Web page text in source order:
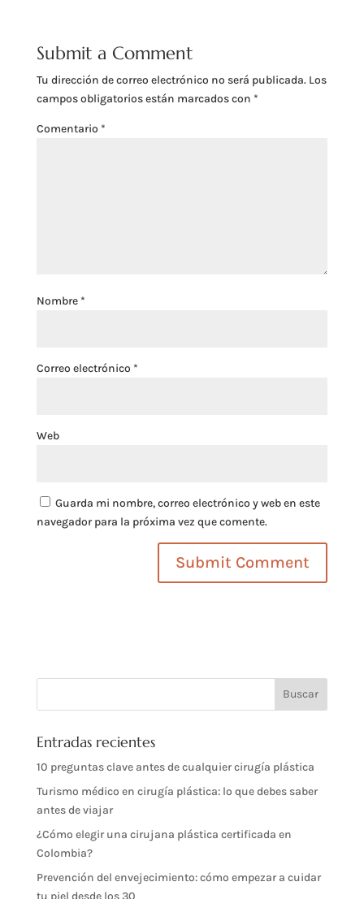
Submit a Comment
Tu dirección de correo electrónico no será publicada. Los
campos obligatorios están marcados con *
Comentario *
Nombre *
Correo electrónico *
Web
Guarda mi nombre, correo electrónico y web en este
navegador para la próxima vez que comente.
Entradas recientes
10 preguntas clave antes de cualquier cirugía plástica
Turismo médico en cirugía plástica: lo que debes saber
antes de viajar
¿Cómo elegir una cirujana plástica certificada en
Colombia?
Prevención del envejecimiento: cómo empezar a cuidar
tu piel desde los 30